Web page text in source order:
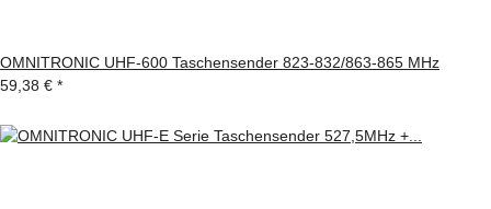
OMNITRONIC UHF-600 Taschensender 823-832/863-865 MHz
59,38 € *